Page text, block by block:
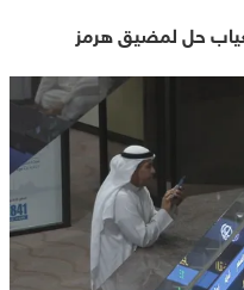
حل لمضيق هرمز